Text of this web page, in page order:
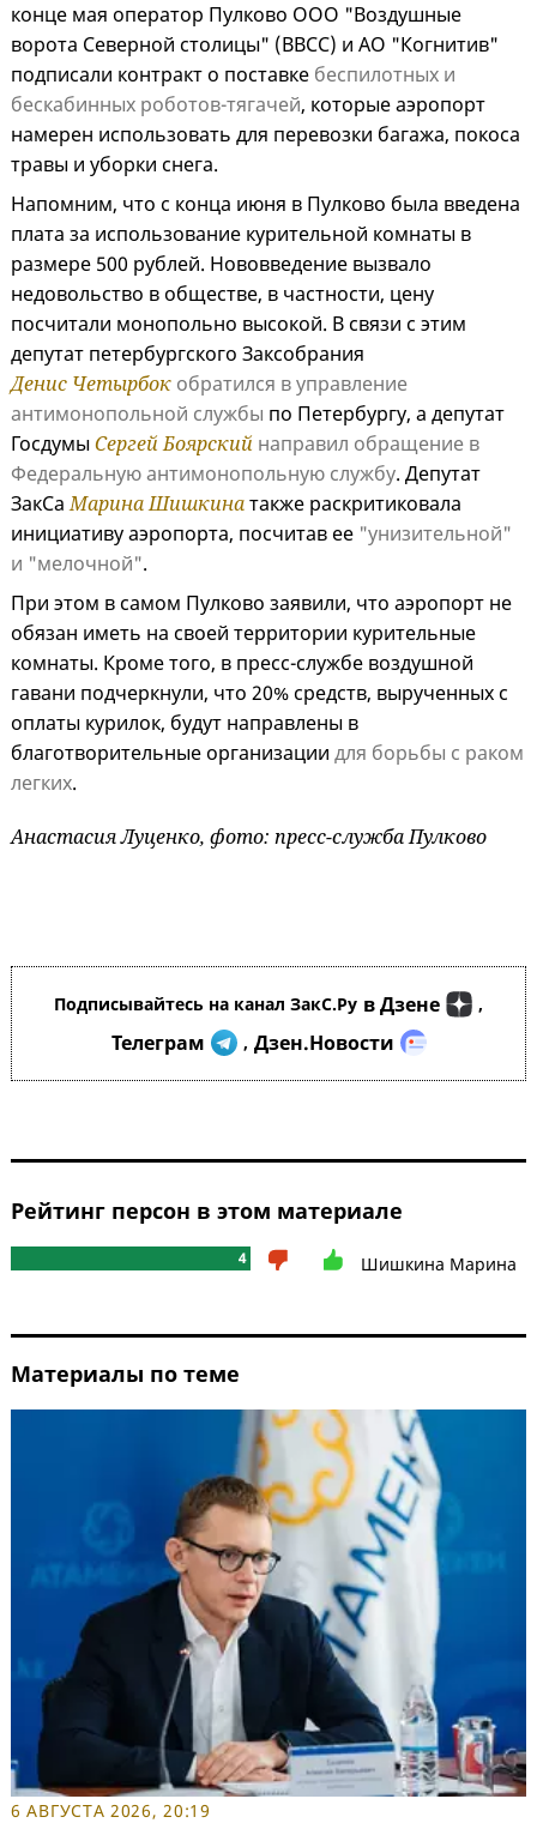
конце мая оператор Пулково ООО "Воздушные
ворота Северной столицы" (ВВСС) и АО "Когнитив"
подписали контракт о поставке беспилотных и
бескабинных роботов-тягачей, которые аэропорт
намерен использовать для перевозки багажа, покоса
травы и уборки снега.
Напомним, что с конца июня в Пулково была введена
плата за использование курительной комнаты в
размере 500 рублей. Нововведение вызвало
недовольство в обществе, в частности, цену
посчитали монопольно высокой. В связи с этим
депутат петербургского Заксобрания
Денис Четырбок обратился в управление
антимонопольной службы по Петербургу, а депутат
ГосдумыСергей Боярский направил обращение в
Федеральную антимонопольную службу. Депутат
ЗакСаМарина Шишкинатакже раскритиковала
инициативу аэропорта, посчитав ее "унизительной"
и "мелочной".
При этом в самом Пулково заявили, что аэропорт не
обязан иметь на своей территории курительные
комнаты. Кроме того, в пресс-службе воздушной
гавани подчеркнули, что 20% средств, вырученных с
оплаты курилок, будут направлены в
благотворительные организации для борьбы с раком
легких.
Анастасия Луценко, фото: пресс-служба Пулково
Подписывайтесь на канал ЗакС.Ру в Дзене ,
Телеграм , Дзен.Новости
Рейтинг персон в этом материале
4 Шишкина Марина
Материалы по теме
6 АВГУСТА 2026, 20:19